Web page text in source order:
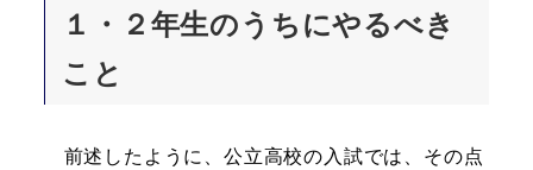
１・２年生のうちにやるべき
こと
前述したように、公立高校の入試では、その点